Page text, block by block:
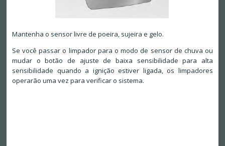
Mantenha o sensor livre de poeira, sujeira e gelo.
Se você passar o limpador para o modo de sensor de chuva ou
mudar o botão de ajuste de baixa sensibilidade para alta
sensibilidade quando a ignição estiver ligada, os limpadores
operarão uma vez para verificar o sistema.